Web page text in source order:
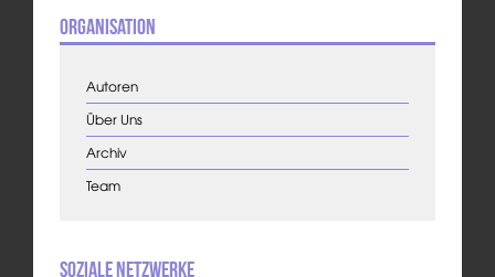
Organisation
Autoren
Über Uns
Archiv
Team
Soziale Netzwerke